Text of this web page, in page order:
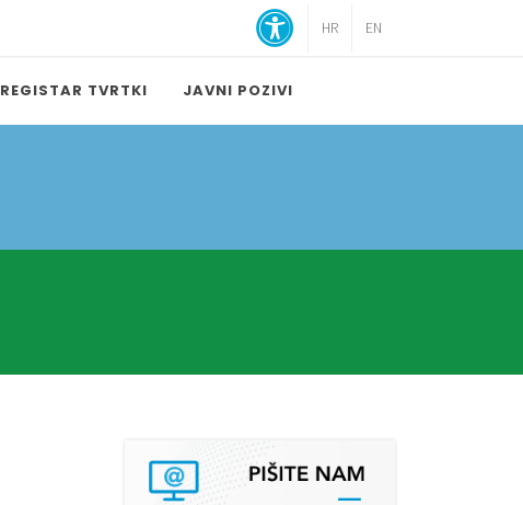
HR EN
REGISTAR TVRTKI JAVNI POZIVI